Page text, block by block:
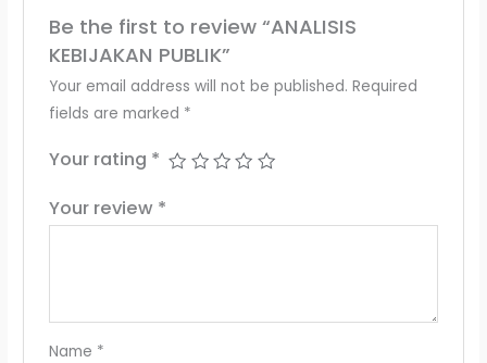
Be the first to review “ANALISIS
KEBIJAKAN PUBLIK”
Your email address will not be published. Required
fields are marked *
Your rating *
Your review *
Name *